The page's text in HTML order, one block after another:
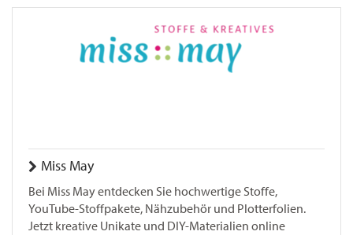
Miss May
Bei Miss May entdecken Sie hochwertige Stoffe,
YouTube-Stoffpakete, Nähzubehör und Plotterfolien.
Jetzt kreative Unikate und DIY-Materialien online